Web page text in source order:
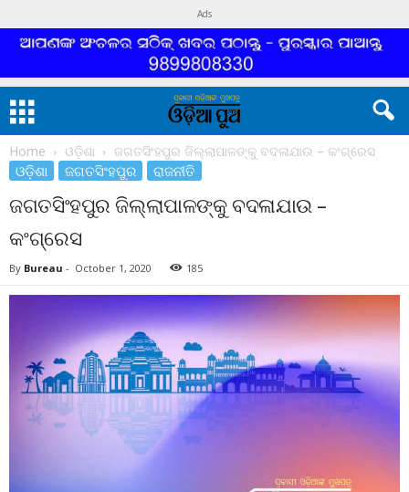
Ads
Home ଓଡ଼ିଶା ଜଗତସିଂହପୁର ଜିଲ୍ଲାପାଳଙ୍କୁ ବଦଳାଯାଉ – କଂଗ୍ରେସ
ଓଡ଼ିଶା ଜଗତସିଂହପୁର ରାଜନୀତି
ଜଗତସିଂହପୁର ଜିଲ୍ଲାପାଳଙ୍କୁ ବଦଳାଯାଉ –
କଂଗ୍ରେସ
By Bureau - October 1, 2020 185